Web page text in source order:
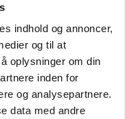
indhold og annoncer,
og til at
oplysninger om din
inden for
og analysepartnere.
data med andre
21
til pris